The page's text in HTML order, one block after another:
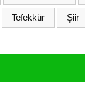
Tefekkür Şiir